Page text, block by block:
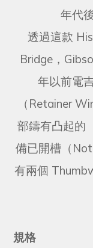
年代
透過這款
Bridge，
年以前電
（Retainer
部鑄有凸起的
備已開槽（
有兩個
規格